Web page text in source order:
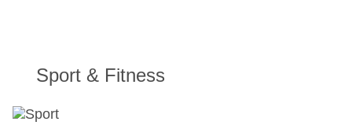
Sport & Fitness